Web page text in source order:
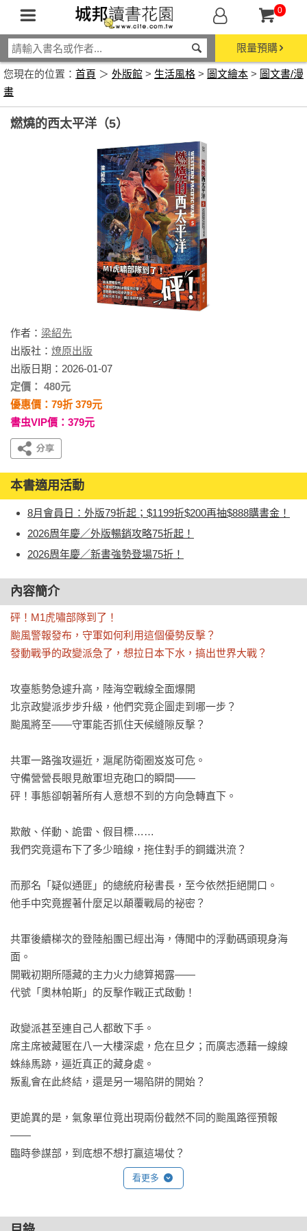
0
限量預購
您現在的位置： 首頁 ＞ 外版館 > 生活風格 > 圖文繪本 > 圖文書/漫
畫
燃燒的西太平洋（5）
作者： 梁紹先
出版社： 燎原出版
出版日期：2026-01-07
定價： 480元
優惠價：79折 379元
書虫VIP價：379元
本書適用活動
8月會員日：外版79折起；$1199折$200再抽$888購書金！
2026周年慶／外版暢銷攻略75折起！
2026周年慶／新書強勢登場75折！
內容簡介
砰！M1虎嘯部隊到了！
颱風警報發布，守軍如何利用這個優勢反擊？
發動戰爭的政變派急了，想拉日本下水，搞出世界大戰？
攻臺態勢急遽升高，陸海空戰線全面爆開
北京政變派步步升級，他們究竟企圖走到哪一步？
颱風將至——守軍能否抓住天候縫隙反擊？
共軍一路強攻逼近，滬尾防衛圈岌岌可危。
守備營營長眼見敵軍坦克砲口的瞬間——
砰！事態卻朝著所有人意想不到的方向急轉直下。
欺敵、佯動、詭雷、假目標……
我們究竟還布下了多少暗線，拖住對手的鋼鐵洪流？
而那名「疑似通匪」的總統府秘書長，至今依然拒絕開口。
他手中究竟握著什麼足以顛覆戰局的祕密？
共軍後續梯次的登陸船團已經出海，傳聞中的浮動碼頭現身海
面。
開戰初期所隱藏的主力火力總算揭露——
代號「奧林帕斯」的反擊作戰正式啟動！
政變派甚至連自己人都敢下手。
席主席被藏匿在八一大樓深處，危在旦夕；而廣志憑藉一線線
蛛絲馬跡，逼近真正的藏身處。
叛亂會在此終結，還是另一場陷阱的開始？
更詭異的是，氣象單位竟出現兩份截然不同的颱風路徑預報
——
臨時參謀部，到底想不想打贏這場仗？
狗急跳牆的政變派終於跨越紅線：
東亞戰線瞬間失控，區域局勢再無退路——
看更多